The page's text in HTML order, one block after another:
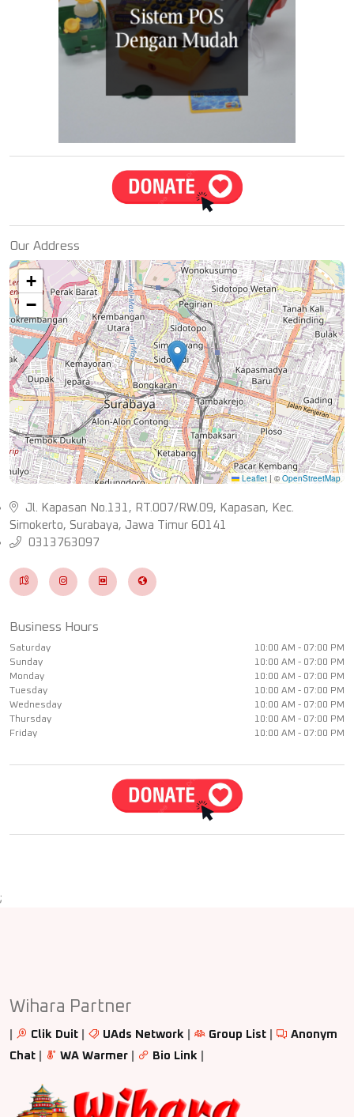
Our Address
+
−
Leaflet | ©OpenStreetMap
Jl. Kapasan No.131, RT.007/RW.09, Kapasan, Kec.
Simokerto, Surabaya, Jawa Timur 60141
0313763097
Business Hours
Saturday
10:00 AM - 07:00 PM
Sunday
10:00 AM - 07:00 PM
Monday
10:00 AM - 07:00 PM
Tuesday
10:00 AM - 07:00 PM
Wednesday
10:00 AM - 07:00 PM
Thursday
10:00 AM - 07:00 PM
Friday
10:00 AM - 07:00 PM
;
Wihara Partner
Clik Duit UAds Network Group List
Anonym
Chat
WA Warmer Bio Link